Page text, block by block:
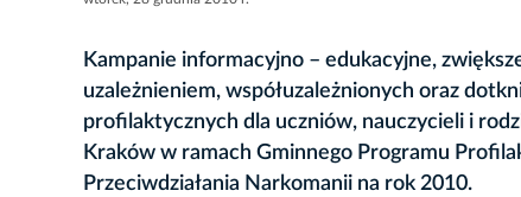
Kampanie informacyjno – edukacyjne,
uzależnieniem, współuzależnionych oraz
profilaktycznych dla uczniów, nauczycieli i
Kraków w ramach Gminnego Programu
Przeciwdziałania Narkomanii na rok 2010.